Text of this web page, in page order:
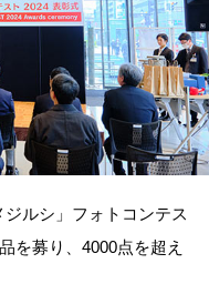
ルシ」フォトコンテス
を募り、4000点を超え